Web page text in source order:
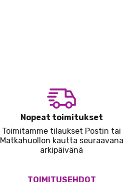
Nopeat toimitukset
Toimitamme tilaukset Postin tai
Matkahuollon kautta seuraavana
arkipäivänä
TOIMITUSEHDOT